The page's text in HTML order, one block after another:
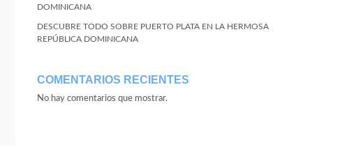
DOMINICANA
DESCUBRE TODO SOBRE PUERTO PLATA EN LA HERMOSA
REPÚBLICA DOMINICANA
COMENTARIOS RECIENTES
No hay comentarios que mostrar.